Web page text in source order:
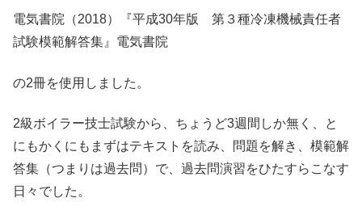
電気書院（2018）『平成30年版 第３種冷凍機械責任者
試験模範解答集』電気書院
の2冊を使用しました。
2級ボイラー技士試験から、ちょうど3週間しか無く、と
にもかくにもまずはテキストを読み、問題を解き、模範解
答集（つまりは過去問）で、過去問演習をひたすらこなす
日々でした。